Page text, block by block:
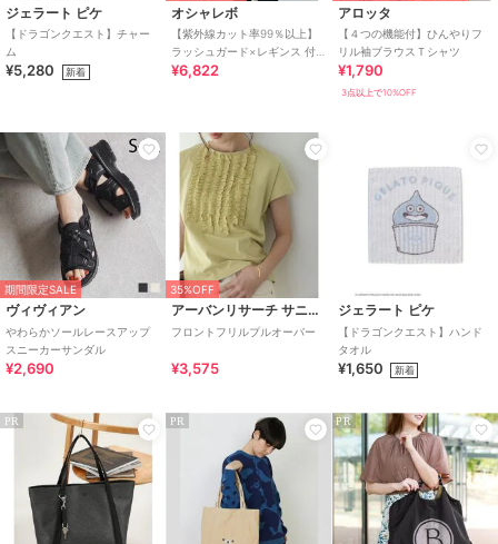
ジェラート ピケ
【ドラゴンクエスト】チャー
ム
¥5,280 新着
オシャレボ
【紫外線カット率99％以上】
ラッシュガード×レギンス 付
き タンキニ
¥6,822
アロッタ
【４つの機能付】ひんやりフ
リル袖ブラウスＴシャツ
¥1,790
3点以上で10%OFF
期間限定SALE
ヴィヴィアン
やわらかソールレースアップ
スニーカーサンダル
¥2,690
35%OFF
アーバンリサーチ サニーレーベル
フロントフリルプルオーバー
¥3,575
ジェラート ピケ
【ドラゴンクエスト】ハンド
タオル
¥1,650 新着
PR PR PR